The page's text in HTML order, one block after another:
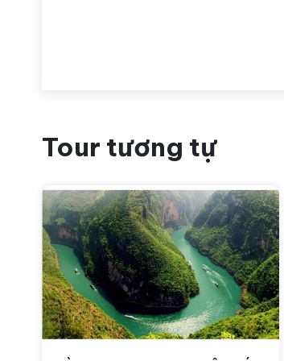
Tour tương tự